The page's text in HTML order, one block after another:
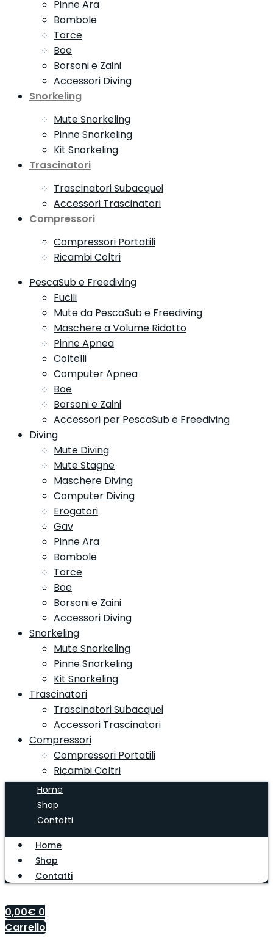
Pinne Ara
Bombole
Torce
Boe
Borsoni e Zaini
Accessori Diving
Snorkeling
Mute Snorkeling
Pinne Snorkeling
Kit Snorkeling
Trascinatori
Trascinatori Subacquei
Accessori Trascinatori
Compressori
Compressori Portatili
Ricambi Coltri
PescaSub e Freediving
Fucili
Mute da PescaSub e Freediving
Maschere a Volume Ridotto
Pinne Apnea
Coltelli
Computer Apnea
Boe
Borsoni e Zaini
Accessori per PescaSub e Freediving
Diving
Mute Diving
Mute Stagne
Maschere Diving
Computer Diving
Erogatori
Gav
Pinne Ara
Bombole
Torce
Boe
Borsoni e Zaini
Accessori Diving
Snorkeling
Mute Snorkeling
Pinne Snorkeling
Kit Snorkeling
Trascinatori
Trascinatori Subacquei
Accessori Trascinatori
Compressori
Compressori Portatili
Ricambi Coltri
Home
Shop
Contatti
Home
Shop
Contatti
0,00€ 0
Carrello